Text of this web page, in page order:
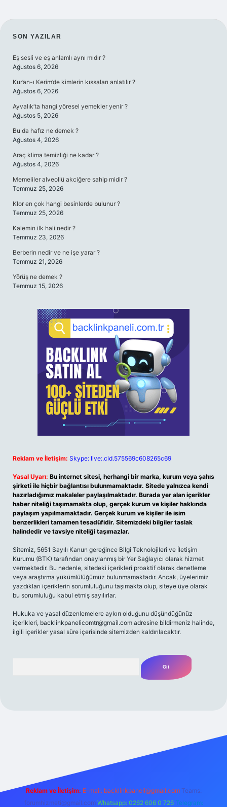
SIDEBAR
SON YAZILAR
Eş sesli ve eş anlamlı aynı mıdır ?
Ağustos 6, 2026
Kur’an-ı Kerim’de kimlerin kıssaları anlatılır ?
Ağustos 6, 2026
Ayvalık’ta hangi yöresel yemekler yenir ?
Ağustos 5, 2026
Bu da hafız ne demek ?
Ağustos 4, 2026
Araç klima temizliği ne kadar ?
Ağustos 4, 2026
Memeliler alveollü akciğere sahip midir ?
Temmuz 25, 2026
Klor en çok hangi besinlerde bulunur ?
Temmuz 25, 2026
Kalemin ilk hali nedir ?
Temmuz 23, 2026
Berberin nedir ve ne işe yarar ?
Temmuz 21, 2026
Yörüş ne demek ?
Temmuz 15, 2026
Reklam ve İletişim: Skype: live:.cid.575569c608265c69
Yasal Uyarı: Bu internet sitesi, herhangi bir marka, kurum veya şahıs
şirketi ile hiçbir bağlantısı bulunmamaktadır. Sitede yalnızca kendi
hazırladığımız makaleler paylaşılmaktadır. Burada yer alan içerikler
haber niteliği taşımamakta olup, gerçek kurum ve kişiler hakkında
paylaşım yapılmamaktadır. Gerçek kurum ve kişiler ile isim
benzerlikleri tamamen tesadüfidir. Sitemizdeki bilgiler taslak
halindedir ve tavsiye niteliği taşımazlar.
Sitemiz, 5651 Sayılı Kanun gereğince Bilgi Teknolojileri ve İletişim
Kurumu (BTK) tarafından onaylanmış bir Yer Sağlayıcı olarak hizmet
vermektedir. Bu nedenle, sitedeki içerikleri proaktif olarak denetleme
veya araştırma yükümlülüğümüz bulunmamaktadır. Ancak, üyelerimiz
yazdıkları içeriklerin sorumluluğunu taşımakta olup, siteye üye olarak
bu sorumluluğu kabul etmiş sayılırlar.
Hukuka ve yasal düzenlemelere aykırı olduğunu düşündüğünüz
içerikleri, backlinkpanelicomtr@gmail.com adresine bildirmeniz halinde,
ilgili içerikler yasal süre içerisinde sitemizden kaldırılacaktır.
Reklam ve İletişim: E-mail: backlinkpaneli@gmail.com Teams:
forumhizmeti@gmail.com Whatsapp: 0262 606 0 726 Telegram: